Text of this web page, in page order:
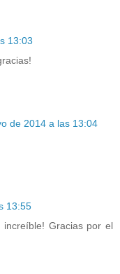
13:03
de 2014 a las 13:04
13:55
increíble! Gracias por el